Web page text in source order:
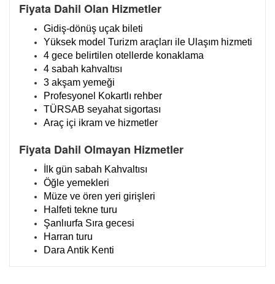
Fiyata Dahil Olan Hizmetler
Gidiş-dönüş uçak bileti
Yüksek model Turizm araçları ile Ulaşım hizmeti
4 gece belirtilen otellerde konaklama
4 sabah kahvaltısı
3 akşam yemeği
Profesyonel Kokartlı rehber
TÜRSAB seyahat sigortası
Araç içi ikram ve hizmetler
Fiyata Dahil Olmayan Hizmetler
İlk gün sabah Kahvaltısı
Öğle yemekleri
Müze ve ören yeri girişleri
Halfeti tekne turu
Şanlıurfa Sıra gecesi
Harran turu
Dara Antik Kenti